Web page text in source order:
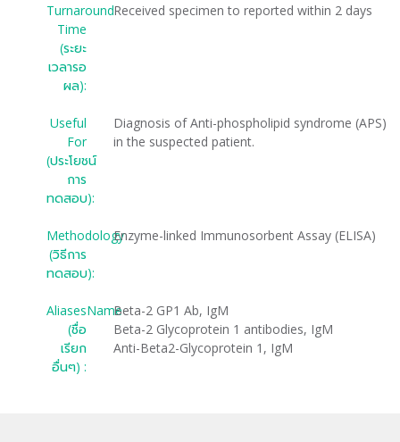
Turnaround
Time
(ระยะ
เวลารอ
ผล):
Received specimen to reported within 2 days
Useful
For
(ประโยชน์
การ
ทดสอบ):
Diagnosis of Anti-phospholipid syndrome (APS)
in the suspected patient.
Methodology
(วิธีการ
ทดสอบ):
Enzyme-linked Immunosorbent Assay (ELISA)
AliasesName
(ชื่อ
เรียก
อื่นๆ) :
Beta-2 GP1 Ab, IgM
Beta-2 Glycoprotein 1 antibodies, IgM
Anti-Beta2-Glycoprotein 1, IgM